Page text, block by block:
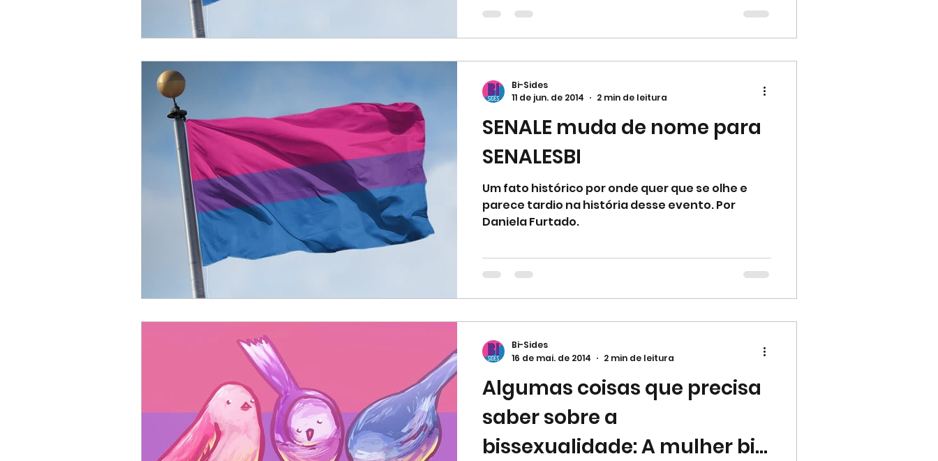
SENALE muda de nome para
SENALESBI
Um fato histórico por onde quer que se olhe e
parece tardio na história desse evento. Por
Daniela Furtado.
Bi-Sides
11 de jun. de 2014
2 min de leitura
Algumas coisas que precisa
saber sobre a
bissexualidade: A mulher bi
Bi-Sides
16 de mai. de 2014
2 min de leitura